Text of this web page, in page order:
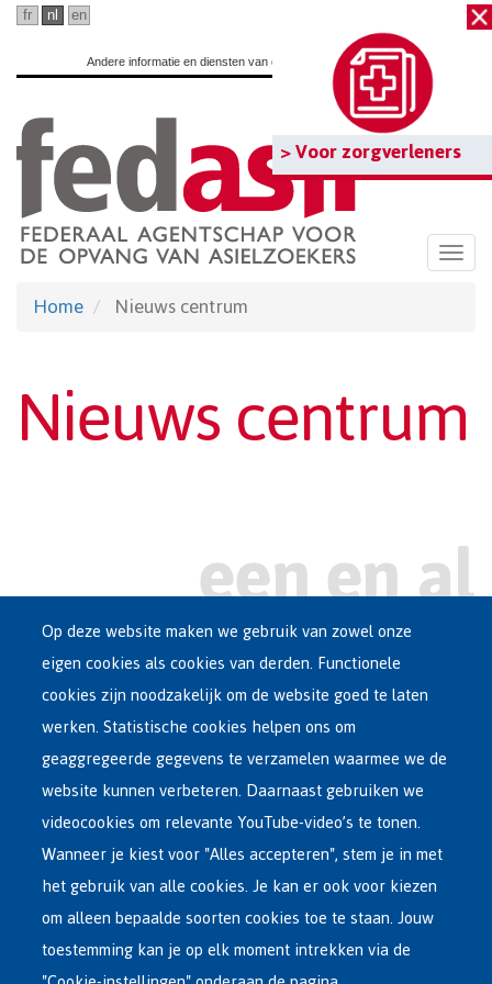
Ga
hoofdinhoud
> Voor zorgverleners
fr nl en
Andere informatie en diensten van de overheid:www.belgium.be
Home Nieuws centrum
Nieuws centrum
Main
Dutch
Menu
ASIEL IN BELGIË
OPVANGNETWERK
VRIJWILLIGE TERUGKEER
INTERNATIONAAL
OVER FEDASIL
Op deze website maken we gebruik van zowel onze
eigen cookies als cookies van derden. Functionele
cookies zijn noodzakelijk om de website goed te laten
werken. Statistische cookies helpen ons om
geaggregeerde gegevens te verzamelen waarmee we de
website kunnen verbeteren. Daarnaast gebruiken we
videocookies om relevante YouTube-video’s te tonen.
Wanneer je kiest voor "Alles accepteren", stem je in met
het gebruik van alle cookies. Je kan er ook voor kiezen
om alleen bepaalde soorten cookies toe te staan. Jouw
toestemming kan je op elk moment intrekken via de